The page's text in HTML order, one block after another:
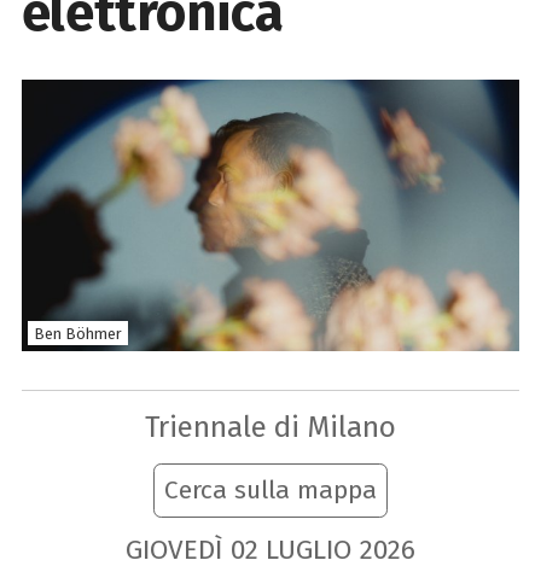
Ben Böhmer
Triennale di Milano
Cerca sulla mappa
GIOVEDÌ 02 LUGLIO 2026